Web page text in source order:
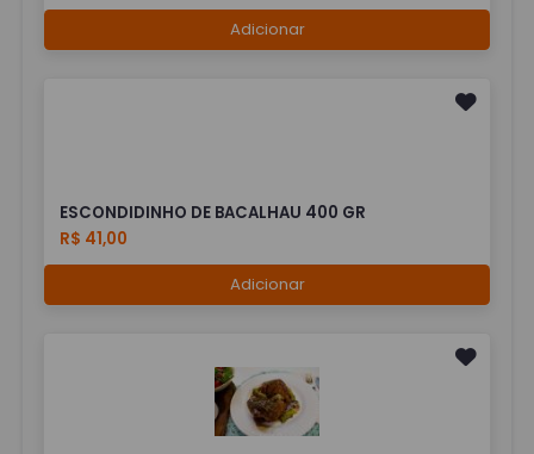
Adicionar
ESCONDIDINHO DE BACALHAU 400 GR
R$ 41,00
Adicionar